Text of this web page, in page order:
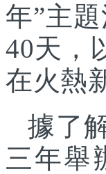
年”主
40天，
在火熱
據了
三年舉